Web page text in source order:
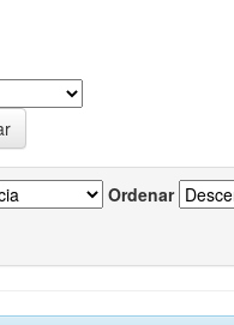
Ordenar